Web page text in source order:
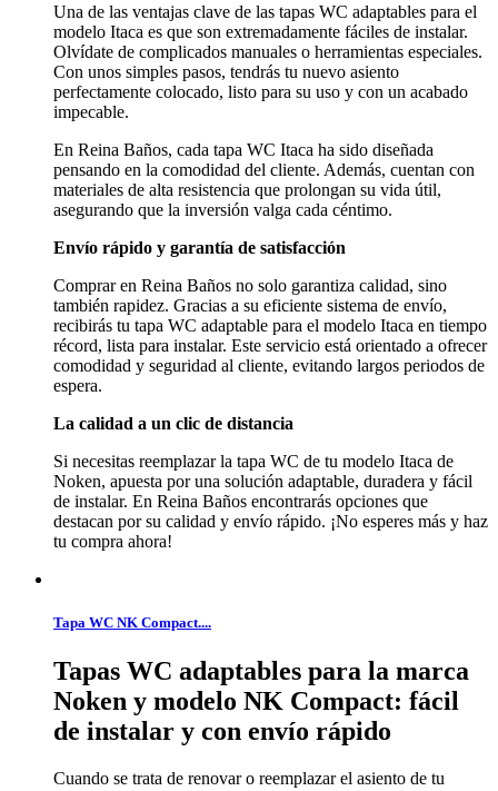
Una de las ventajas clave de las tapas WC adaptables para el
modelo Itaca es que son extremadamente fáciles de instalar.
Olvídate de complicados manuales o herramientas especiales.
Con unos simples pasos, tendrás tu nuevo asiento
perfectamente colocado, listo para su uso y con un acabado
impecable.
En Reina Baños, cada tapa WC Itaca ha sido diseñada
pensando en la comodidad del cliente. Además, cuentan con
materiales de alta resistencia que prolongan su vida útil,
asegurando que la inversión valga cada céntimo.
Envío rápido y garantía de satisfacción
Comprar en Reina Baños no solo garantiza calidad, sino
también rapidez. Gracias a su eficiente sistema de envío,
recibirás tu tapa WC adaptable para el modelo Itaca en tiempo
récord, lista para instalar. Este servicio está orientado a ofrecer
comodidad y seguridad al cliente, evitando largos periodos de
espera.
La calidad a un clic de distancia
Si necesitas reemplazar la tapa WC de tu modelo Itaca de
Noken, apuesta por una solución adaptable, duradera y fácil
de instalar. En Reina Baños encontrarás opciones que
destacan por su calidad y envío rápido. ¡No esperes más y haz
tu compra ahora!
Tapa WC NK Compact....
Tapas WC adaptables para la marca
Noken y modelo NK Compact: fácil
de instalar y con envío rápido
Cuando se trata de renovar o reemplazar el asiento de tu